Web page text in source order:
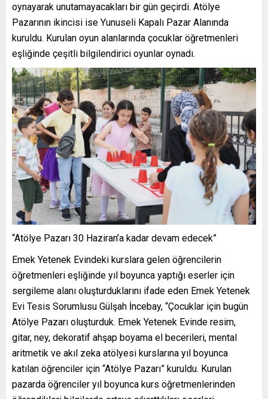
oynayarak unutamayacakları bir gün geçirdi. Atölye
Pazarının ikincisi ise Yunuseli Kapalı Pazar Alanında
kuruldu. Kurulan oyun alanlarında çocuklar öğretmenleri
eşliğinde çeşitli bilgilendirici oyunlar oynadı.
“Atölye Pazarı 30 Haziran’a kadar devam edecek”
Emek Yetenek Evindeki kurslara gelen öğrencilerin
öğretmenleri eşliğinde yıl boyunca yaptığı eserler için
sergileme alanı oluşturduklarını ifade eden Emek Yetenek
Evi Tesis Sorumlusu Gülşah İncebay, “Çocuklar için bugün
Atölye Pazarı oluşturduk. Emek Yetenek Evinde resim,
gitar, ney, dekoratif ahşap boyama el becerileri, mental
aritmetik ve akıl zeka atölyesi kurslarına yıl boyunca
katılan öğrenciler için “Atölye Pazarı” kuruldu. Kurulan
pazarda öğrenciler yıl boyunca kurs öğretmenlerinden